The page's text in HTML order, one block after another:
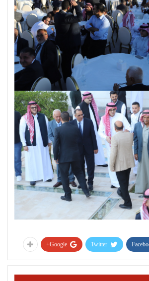
Twitter
Google+